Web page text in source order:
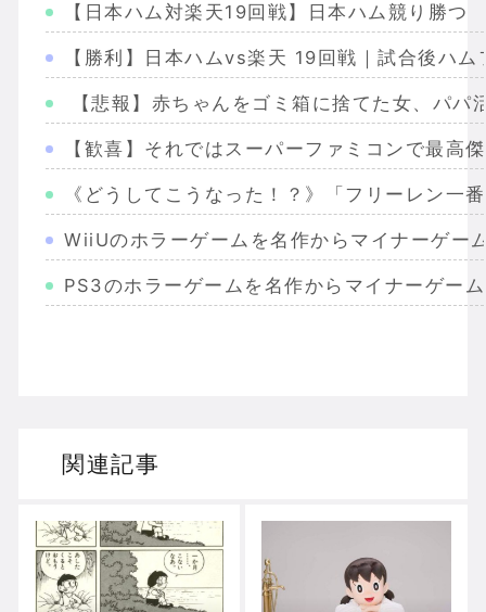
【日本ハム対楽天19回戦】日本ハム競り勝
【勝利】日本ハムvs楽天 19回戦｜試合後ハ
【悲報】赤ちゃんをゴミ箱に捨てた女、パパ
【歓喜】それではスーパーファミコンで最高
《どうしてこうなった！？》「フリーレン
WiiUのホラーゲームを名作からマイナーゲー
PS3のホラーゲームを名作からマイナーゲー
ドラゴンクエスト３の思い出
関連記事